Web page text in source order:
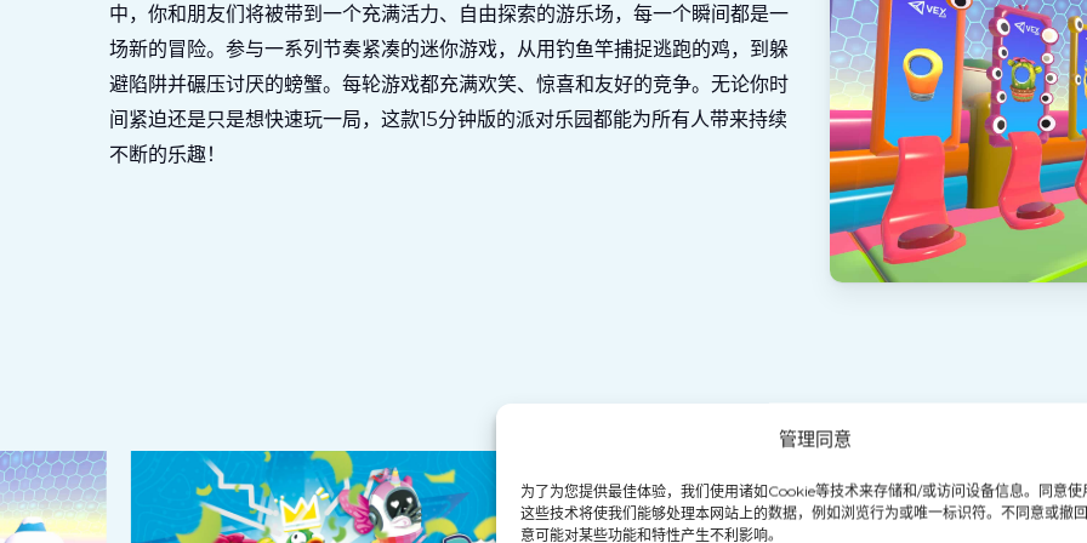
管理同意
为了为您提供最佳体验，我们使用诸如Cookie等技术来存储和/或访问设备信息。同意使
这些技术将使我们能够处理本网站上的数据，例如浏览行为或唯一标识符。不同意或撤
意可能对某些功能和特性产生不利影响。
中，你和朋友们将被带到一个充满活力、自由探索的游乐场，每一个瞬间都是一
场新的冒险。参与一系列节奏紧凑的迷你游戏，从用钓鱼竿捕捉逃跑的鸡，到躲
避陷阱并碾压讨厌的螃蟹。每轮游戏都充满欢笑、惊喜和友好的竞争。无论你时
间紧迫还是只是想快速玩一局，这款15分钟版的派对乐园都能为所有人带来持续
不断的乐趣！